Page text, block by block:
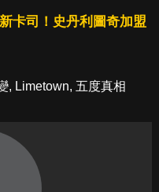
卡司！史丹利圖奇加盟
, Limetown, 五度真相